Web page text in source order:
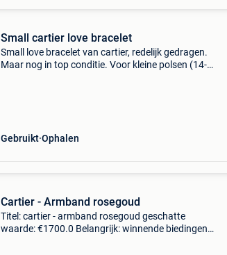
Small cartier love bracelet
Small love bracelet van cartier, redelijk gedragen.
Maar nog in top conditie. Voor kleine polsen (14-
Gebruikt Ophalen
Cartier - Armband rosegoud
Titel: cartier - armband rosegoud geschatte
waarde: €1700.0 Belangrijk: winnende biedingen